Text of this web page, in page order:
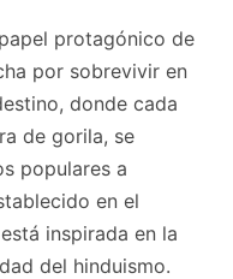
protagónico de
por sobrevivir en
donde cada
de gorila, se
populares a
en el
inspirada en la
del hinduismo.